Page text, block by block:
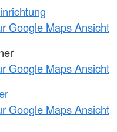
Google Maps Ansicht
Google Maps Ansicht
Google Maps Ansicht